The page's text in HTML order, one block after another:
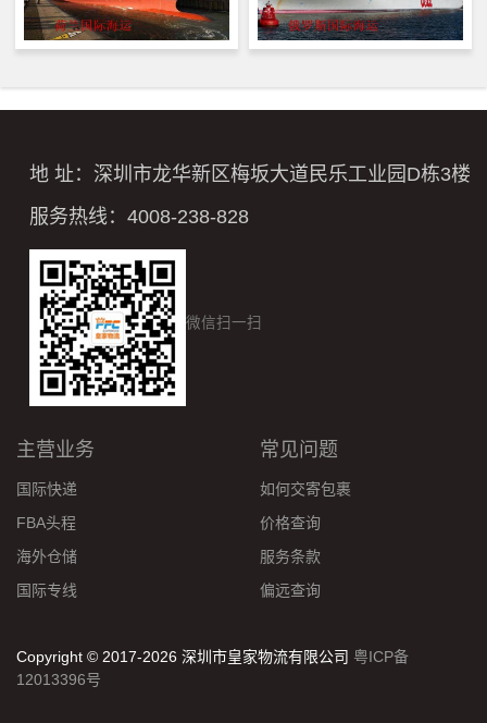
地 址：深圳市龙华新区梅坂大道民乐工业园D栋3楼
服务热线：4008-238-828
微信扫一扫
主营业务
国际快递
FBA头程
海外仓储
国际专线
常见问题
如何交寄包裹
价格查询
服务条款
偏远查询
Copyright © 2017-2026 深圳市皇家物流有限公司 粤ICP备
12013396号